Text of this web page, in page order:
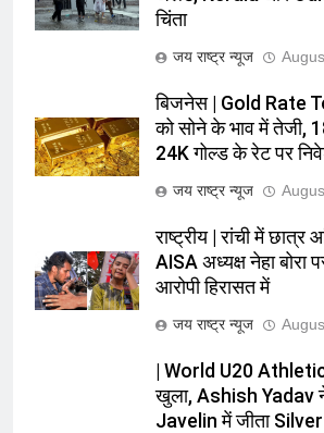
चिंता
जय राष्ट्र न्यूज
बिजनेस | Gold Rate
को सोने के भाव में तेजी,
24K गोल्ड के रेट पर
जय राष्ट्र न्यूज
राष्ट्रीय | रांची में छात्र
AISA अध्यक्ष नेहा बोरा
आरोपी हिरासत में
जय राष्ट्र न्यूज
| World U20
खुला, Ashish Yadav
Javelin में जीता